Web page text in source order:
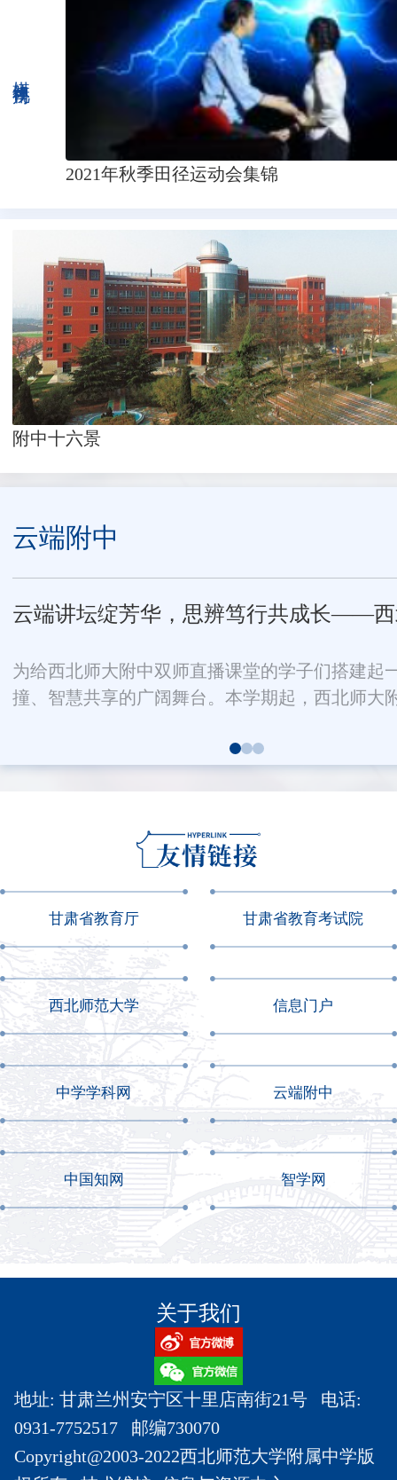
2021年秋季田径运动会集锦
附中校园景色（一）
云端附中
又添4校！西北师大附中双师直播课堂再
2025年12月，甘肃省崇信县第一中学、永昌县第
学、广河县三甲集中学及广河中学四所中学，...
甘肃省教育厅 甘肃省教育考试院
西北师范大学 信息门户
中学学科网 云端附中
中国知网 智学网
关于我们
地址: 甘肃兰州安宁区十里店南街21号 电话:
0931-7752517 邮编730070
Copyright@2003-2022西北师范大学附属中学版